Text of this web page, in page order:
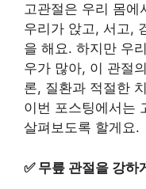
고관절은 우리 몸에
우리가 앉고, 서고,
을 해요. 하지만 우
우가 많아, 이 관절
론, 질환과 적절한
이번 포스팅에서는
살펴보도록 할게요.
✅ 무릎 관절을 강하